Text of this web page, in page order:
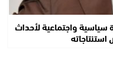
سياسية واجتماعية لأحداث